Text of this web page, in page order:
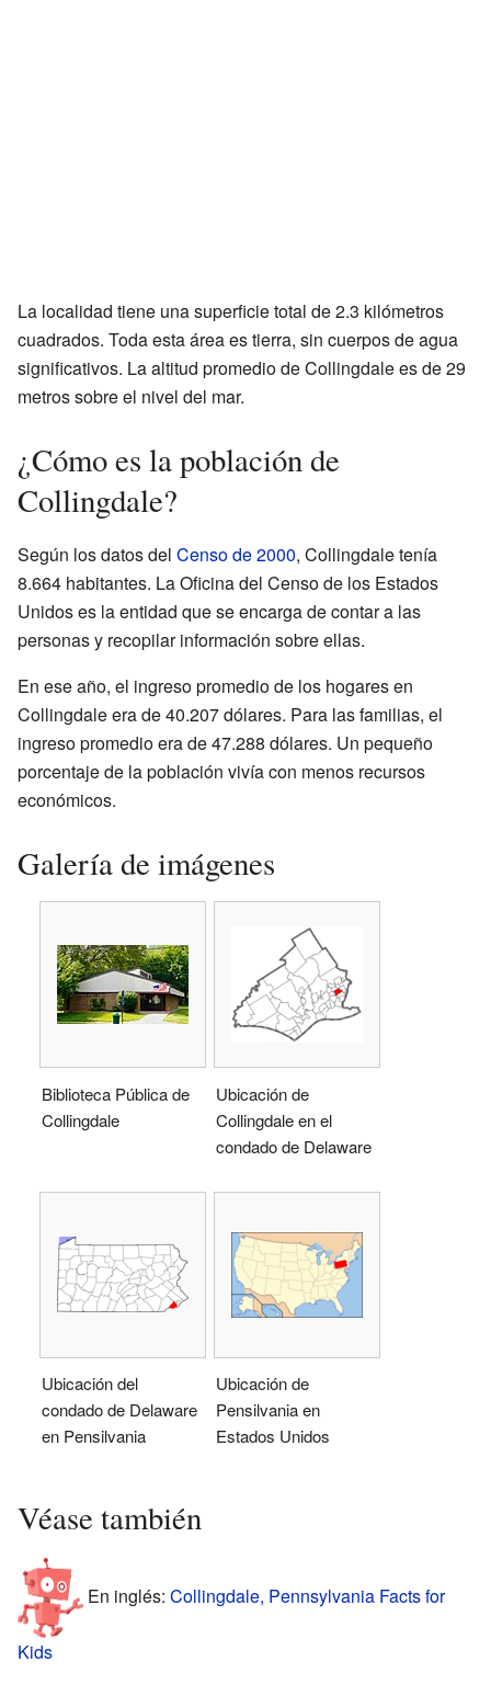
La localidad tiene una superficie total de 2.3 kilómetros
cuadrados. Toda esta área es tierra, sin cuerpos de agua
significativos. La altitud promedio de Collingdale es de 29
metros sobre el nivel del mar.
¿Cómo es la población de
Collingdale?
Según los datos del Censo de 2000, Collingdale tenía
8.664 habitantes. La Oficina del Censo de los Estados
Unidos es la entidad que se encarga de contar a las
personas y recopilar información sobre ellas.
En ese año, el ingreso promedio de los hogares en
Collingdale era de 40.207 dólares. Para las familias, el
ingreso promedio era de 47.288 dólares. Un pequeño
porcentaje de la población vivía con menos recursos
económicos.
Galería de imágenes
Biblioteca Pública de
Collingdale
Ubicación de
Collingdale en el
condado de Delaware
Ubicación del
condado de Delaware
en Pensilvania
Ubicación de
Pensilvania en
Estados Unidos
Véase también
En inglés: Collingdale, Pennsylvania Facts for
Kids